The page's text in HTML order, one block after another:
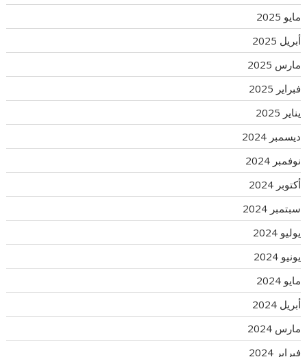
مايو 2025
أبريل 2025
مارس 2025
فبراير 2025
يناير 2025
ديسمبر 2024
نوفمبر 2024
أكتوبر 2024
سبتمبر 2024
يوليو 2024
يونيو 2024
مايو 2024
أبريل 2024
مارس 2024
فبراير 2024